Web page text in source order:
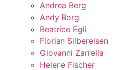
Andrea Berg
Andy Borg
Beatrice Egli
Florian Silbereisen
Giovanni Zarrella
Helene Fischer